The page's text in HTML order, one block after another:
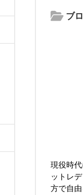
ブ
現役時
ットレ
方で自